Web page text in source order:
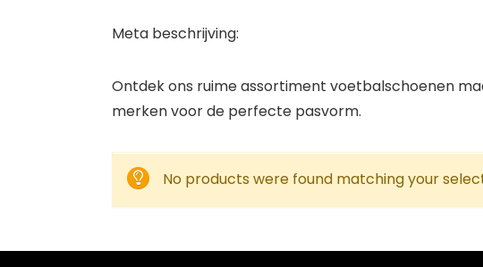
Meta beschrijving:
Ontdek ons ruime assortiment voetbalschoenen
merken voor de perfecte pasvorm.
No products were found matching your